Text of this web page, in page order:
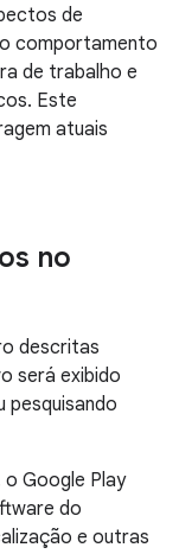
de
comportamento
de trabalho e
Este
atuais
no
descritas
será exibido
pesquisando
Google Play
do
e outras